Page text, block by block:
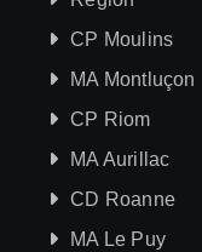
CP Moulins
MA Montluçon
CP Riom
MA Aurillac
CD Roanne
MA Le Puy